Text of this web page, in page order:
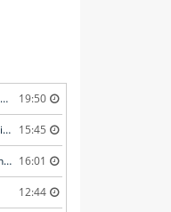
Brand in trein leidt tot grote inzet van hulpdiensten in Amersfoort 19:50
Brand in riet langs water snel onder controle in Amersfoort 15:45
Meerdere gewonden bij aanrijding op N340 in Ommen 16:01
12:44